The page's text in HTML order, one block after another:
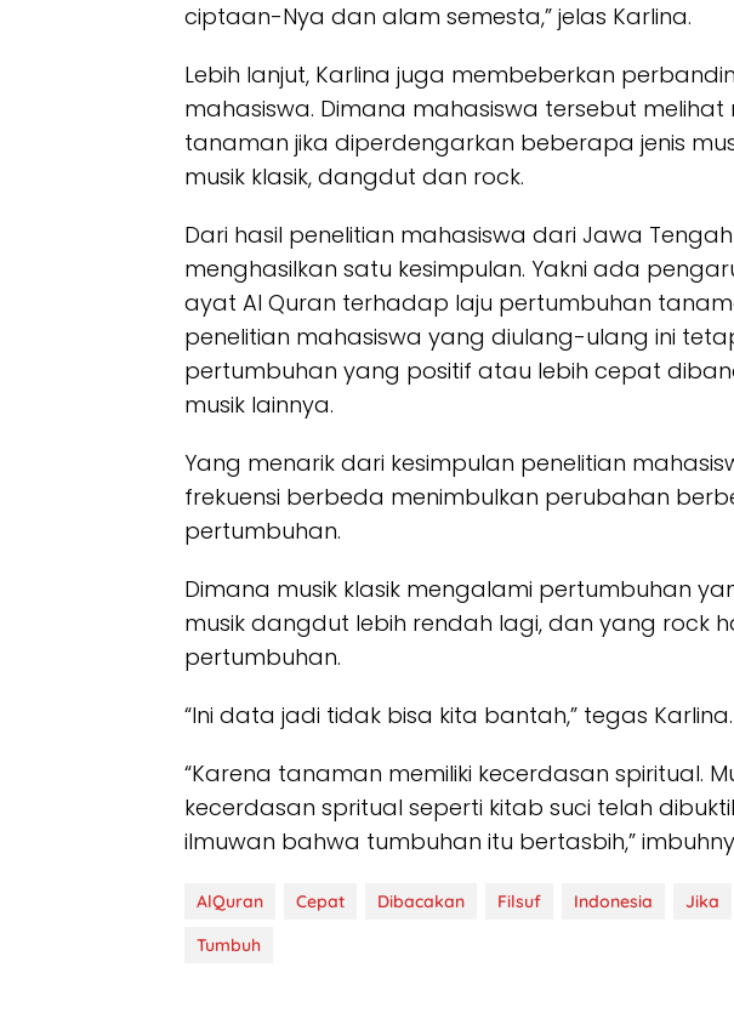
ciptaan-Nya dan alam semesta,” jelas Karlina.
Lebih lanjut, Karlina juga membeberkan
mahasiswa. Dimana mahasiswa tersebut melihat
tanaman jika diperdengarkan beberapa jenis
musik klasik, dangdut dan rock.
Dari hasil penelitian mahasiswa dari Jawa
menghasilkan satu kesimpulan. Yakni ada
ayat Al Quran terhadap laju pertumbuhan
penelitian mahasiswa yang diulang-ulang ini
pertumbuhan yang positif atau lebih cepat
musik lainnya.
Yang menarik dari kesimpulan penelitian
frekuensi berbeda menimbulkan perubahan
pertumbuhan.
Dimana musik klasik mengalami pertumbuhan
musik dangdut lebih rendah lagi, dan yang rock
pertumbuhan.
“Ini data jadi tidak bisa kita bantah,” tegas Karlina.
“Karena tanaman memiliki kecerdasan spiritual.
kecerdasan spritual seperti kitab suci telah
ilmuwan bahwa tumbuhan itu bertasbih,”
AlQuran Cepat Dibacakan Filsuf Indonesia Jika
Tumbuh